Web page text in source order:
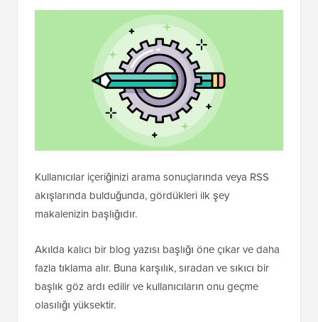
Kullanıcılar içeriğinizi arama sonuçlarında veya RSS
akışlarında bulduğunda, gördükleri ilk şey
makalenizin başlığıdır.
Akılda kalıcı bir blog yazısı başlığı öne çıkar ve daha
fazla tıklama alır. Buna karşılık, sıradan ve sıkıcı bir
başlık göz ardı edilir ve kullanıcıların onu geçme
olasılığı yüksektir.